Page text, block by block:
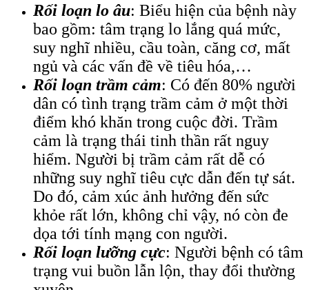
Rối loạn lo âu: Biểu hiện của bệnh này
bao gồm: tâm trạng lo lắng quá mức,
suy nghĩ nhiều, cầu toàn, căng cơ, mất
ngủ và các vấn đề về tiêu hóa,…
Rối loạn trầm cảm: Có đến 80% người
dân có tình trạng trầm cảm ở một thời
điểm khó khăn trong cuộc đời. Trầm
cảm là trạng thái tinh thần rất nguy
hiểm. Người bị trầm cảm rất dễ có
những suy nghĩ tiêu cực dẫn đến tự sát.
Do đó, cảm xúc ảnh hưởng đến sức
khỏe rất lớn, không chỉ vậy, nó còn đe
dọa tới tính mạng con người.
Rối loạn lưỡng cực: Người bệnh có tâm
trạng vui buồn lẫn lộn, thay đổi thường